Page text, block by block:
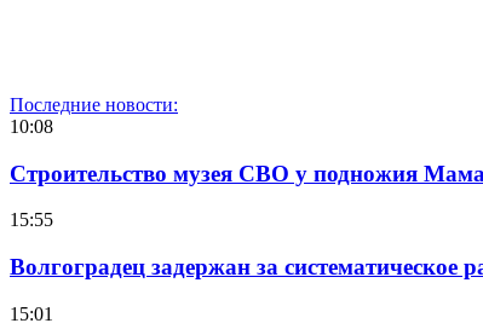
Последние новости:
10:08
Строительство музея СВО у подножия
15:55
Волгоградец задержан за
15:01